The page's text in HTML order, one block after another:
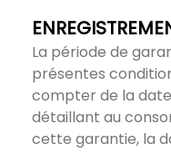
La période de
présentes
compter de la
détaillant au
cette garantie, la